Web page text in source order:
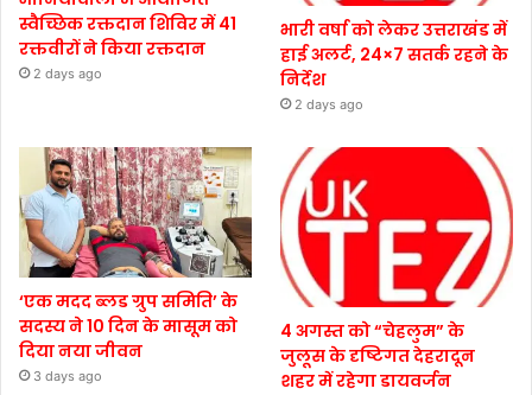
स्वैच्छिक रक्तदान शिविर में 41
रक्तवीरों ने किया रक्तदान
2 days ago
भारी वर्षा को लेकर उत्तराखंड में
हाई अलर्ट, 24×7 सतर्क रहने के
निर्देश
2 days ago
‘एक मदद ब्लड ग्रुप समिति’ के
सदस्य ने 10 दिन के मासूम को
दिया नया जीवन
3 days ago
4 अगस्त को “चेहलुम” के
जुलूस के दृष्टिगत देहरादून
शहर में रहेगा डायवर्जन